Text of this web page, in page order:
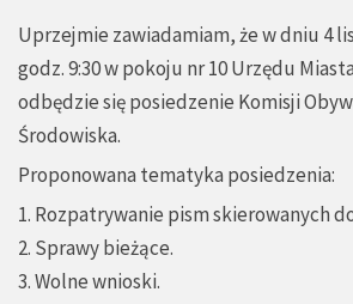
Uprzejmie zawiadamiam, że w dniu 4
godz. 9:30 w pokoju nr 10 Urzędu
odbędzie się posiedzenie Komisji
Środowiska.
Proponowana tematyka posiedzenia:
1. Rozpatrywanie pism skierowanych
2. Sprawy bieżące.
3. Wolne wnioski.